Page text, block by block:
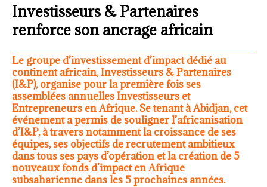
Investisseurs & Partenaires
renforce son ancrage africain
Le groupe d’investissement d’impact dédié au
continent africain, Investisseurs & Partenaires
(I&P), organise pour la première fois ses
assemblées annuelles Investisseurs et
Entrepreneurs en Afrique. Se tenant à Abidjan, cet
événement a permis de souligner l’africanisation
d’I&P, à travers notamment la croissance de ses
équipes, ses objectifs de recrutement ambitieux
dans tous ses pays d’opération et la création de 5
nouveaux fonds d’impact en Afrique
subsaharienne dans les 5 prochaines années.